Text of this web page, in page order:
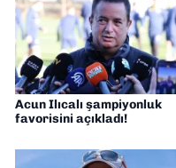
Acun Ilıcalı şampiyonluk
favorisini açıkladı!